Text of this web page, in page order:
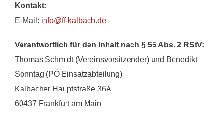
Kontakt:
E-Mail: info@ff-kalbach.de
Verantwortlich für den Inhalt nach § 55 Abs. 2 RStV:
Thomas Schmidt (Vereinsvorsitzender) und Benedikt
Sonntag (PÖ Einsatzabteilung)
Kalbacher Hauptstraße 36A
60437 Frankfurt am Main